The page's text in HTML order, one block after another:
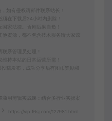
如有侵权请邮件联系站长！
须在下载后24小时内删除！
家法律。否则后果自负！
资源，都不包含技术服务请大家谅
系管理员处理！
持本站的日常运营所需！
稿发布，成功分享后有图币奖励和
商用剪辑实战课：结合多行业实操案
https://vip.f6sj.com/127981.html